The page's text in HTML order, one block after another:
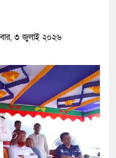
৩ জুলাই ২০২৬